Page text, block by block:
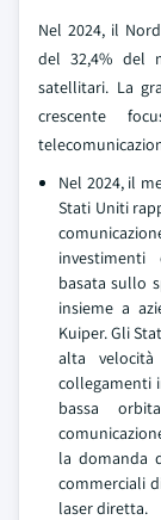
Nel 2024, il
del 32,4% del
satellitari. La
crescente
Nel 2024, il
Stati Uniti
investimenti
basata sullo
insieme a
Kuiper. Gli
alta
collegamenti
bassa
la domanda
commerciali
laser diretta.